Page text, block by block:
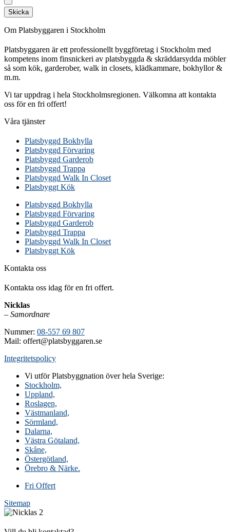
Skicka
Om Platsbyggaren i Stockholm
Platsbyggaren är ett professionellt byggföretag i Stockholm med
kompetens inom finsnickeri av platsbyggda & skräddarsydda möbler
så som kök, garderober, walk in closets, klädkammare, bokhyllor &
m.m.
Vi tar uppdrag i hela Stockholmsregionen. Välkomna att kontakta
oss för en fri offert!
Våra tjänster
Platsbyggd Bokhylla
Platsbyggd Förvaring
Platsbyggd Garderob
Platsbyggd Trappa
Platsbyggd Walk In Closet
Platsbyggt Kök
Platsbyggd Bokhylla
Platsbyggd Förvaring
Platsbyggd Garderob
Platsbyggd Trappa
Platsbyggd Walk In Closet
Platsbyggt Kök
Kontakta oss
Kontakta oss idag för en fri offert.
Nicklas
– Samordnare
Nummer: 08-557 69 807
Mail: offert@platsbyggaren.se
Integritetspolicy
Vi utför Platsbyggnation över hela Sverige:
Stockholm,
Uppland,
Roslagen,
Västmanland,
Sörmland,
Dalarna,
Västra Götaland,
Skåne,
Östergötland,
Örebro & Närke.
Fri Offert
Sitemap